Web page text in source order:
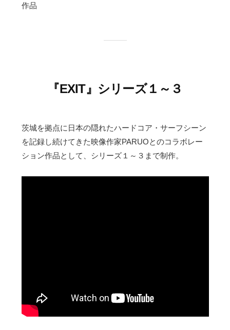
作品
『EXIT』シリーズ１～３
茨城を拠点に日本の隠れたハードコア・サーフシーン
を記録し続けてきた映像作家PARUOとのコラボレー
ション作品として、シリーズ１～３まで制作。